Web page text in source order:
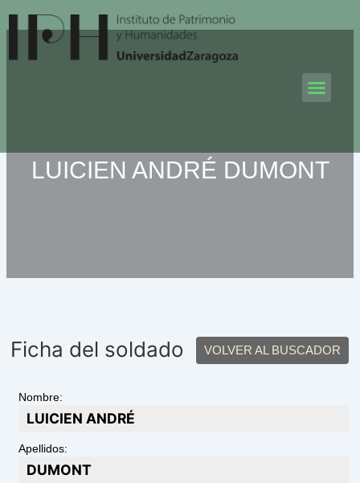
al
contenido
LUICIEN ANDRÉ DUMONT
Ficha del soldado VOLVER AL BUSCADOR
Nombre:
LUICIEN ANDRÉ
Apellidos:
DUMONT